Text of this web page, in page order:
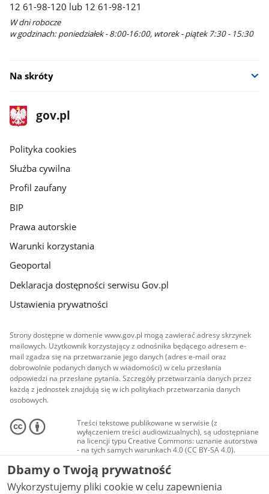
12 61-98-120 lub 12 61-98-121
W dni robocze
w godzinach: poniedziałek - 8:00-16:00, wtorek - piątek 7:30 - 15:30
Na skróty
stopka
gov.pl
Strona
gov.pl
gov.pl
Polityka cookies
Służba cywilna
Profil zaufany
BIP
Prawa autorskie
Warunki korzystania
Geoportal
Deklaracja dostępności serwisu Gov.pl
Ustawienia prywatności
Strony dostępne w domenie www.gov.pl mogą zawierać adresy skrzynek
mailowych. Użytkownik korzystający z odnośnika będącego adresem e-
mail zgadza się na przetwarzanie jego danych (adres e-mail oraz
dobrowolnie podanych danych w wiadomości) w celu przesłania
odpowiedzi na przesłane pytania. Szczegóły przetwarzania danych przez
każdą z jednostek znajdują się w ich politykach przetwarzania danych
osobowych.
Treści tekstowe publikowane w serwisie (z
wyłączeniem treści audiowizualnych), są udostępniane
na licencji typu Creative Commons: uznanie autorstwa
- na tych samych warunkach 4.0 (CC BY-SA 4.0).
Materiały audiowizualne, w tym zdjęcia, materiały
audio i wideo, są udostępniane na licencji typu
Creative Commons: uznanie autorstwa użycie
niekomercyjne - bez utworów zależnych 4.0 (CC BY-
Dbamy o Twoją prywatność
Wykorzystujemy pliki cookie w celu zapewnienia